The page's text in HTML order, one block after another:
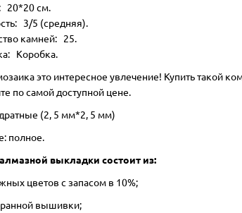
20*20 см.
3/5 (средняя).
камней: 25.
Коробка.
это интересное увлечение! Купить такой
по самой доступной цене.
(2, 5 мм*2, 5 мм)
полное.
выкладки состоит из:
цветов с запасом в 10%;
вышивки;